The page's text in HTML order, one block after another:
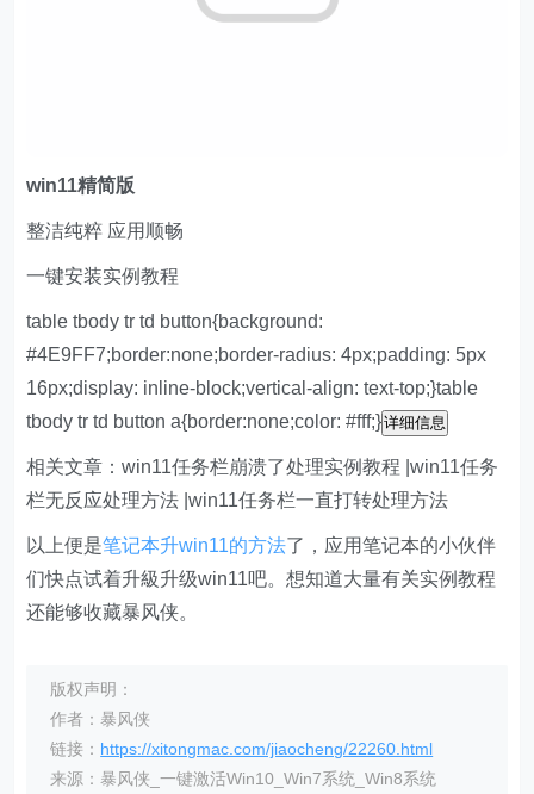
win11精简版
整洁纯粹 应用顺畅
一键安装实例教程
table tbody tr td button{background:
#4E9FF7;border:none;border-radius: 4px;padding: 5px
16px;display: inline-block;vertical-align: text-top;}table
tbody tr td button a{border:none;color: #fff;}详细信息
相关文章：win11任务栏崩溃了处理实例教程 |win11任务
栏无反应处理方法 |win11任务栏一直打转处理方法
以上便是笔记本升win11的方法了，应用笔记本的小伙伴
们快点试着升級升级win11吧。想知道大量有关实例教程
还能够收藏暴风侠。
版权声明：
作者：暴风侠
链接： https://xitongmac.com/jiaocheng/22260.html
来源：暴风侠_一键激活Win10_Win7系统_Win8系统